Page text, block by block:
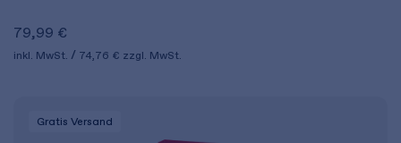
79,99 €
inkl. MwSt. 74,76 € zzgl. MwSt.
Gratis Versand